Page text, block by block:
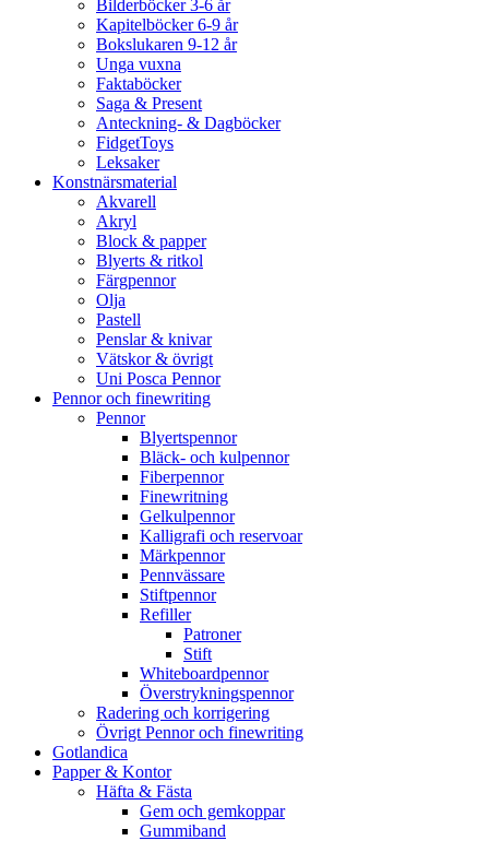
Bilderböcker 3-6 år
Kapitelböcker 6-9 år
Bokslukaren 9-12 år
Unga vuxna
Faktaböcker
Saga & Present
Anteckning- & Dagböcker
FidgetToys
Leksaker
Konstnärsmaterial
Akvarell
Akryl
Block & papper
Blyerts & ritkol
Färgpennor
Olja
Pastell
Penslar & knivar
Vätskor & övrigt
Uni Posca Pennor
Pennor och finewriting
Pennor
Blyertspennor
Bläck- och kulpennor
Fiberpennor
Finewritning
Gelkulpennor
Kalligrafi och reservoar
Märkpennor
Pennvässare
Stiftpennor
Refiller
Patroner
Stift
Whiteboardpennor
Överstrykningspennor
Radering och korrigering
Övrigt Pennor och finewriting
Gotlandica
Papper & Kontor
Häfta & Fästa
Gem och gemkoppar
Gummiband